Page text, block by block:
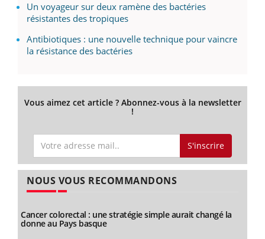
Un voyageur sur deux ramène des bactéries
résistantes des tropiques
Antibiotiques : une nouvelle technique pour vaincre
la résistance des bactéries
Vous aimez cet article ? Abonnez-vous à la newsletter
!
S'inscrire
NOUS VOUS RECOMMANDONS
Cancer colorectal : une stratégie simple aurait changé la
donne au Pays basque